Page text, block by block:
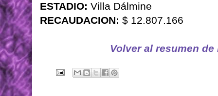
ESTADIO: Villa Dálmine
RECAUDACION: $ 12.807.166
Volver al resumen